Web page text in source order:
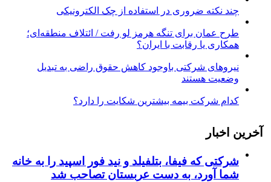
چند نکته ضروری در استفاده از چک الکترونیکی
طرح عمان برای تنگه هرمز لو رفت / ائتلاف منطقه‌ای؛
همکاری یا رقابت با ایران؟
نیروهای شرکتی باوجود کاهش حقوق راضی به تبدیل
وضعیت هستند
کدام شرکت بیمه بیشترین شکایت را دارد؟
آخرین اخبار
شرکتی که فیفا، بتلفیلد و نید فور اسپید را به خانه
شما آورد، به دست عربستان تصاحب شد